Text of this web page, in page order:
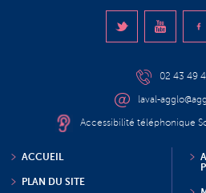
02 43 49
laval-
Accessibilité téléphonique
ACCUEIL
PLAN DU SITE